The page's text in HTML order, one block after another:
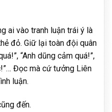
ai vào tranh luận trái ý là
đỏ. Giữ lại toàn đội quân
“Anh dũng cảm quá!”,
Đọc mà cứ tưởng Liên
luận.
đến.